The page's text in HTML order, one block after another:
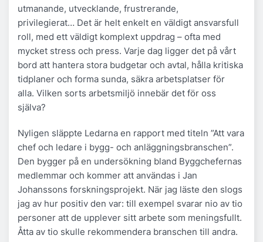
utmanande, utvecklande, frustrerande,
privilegierat… Det är helt enkelt en väldigt ansvarsfull
roll, med ett väldigt komplext uppdrag – ofta med
mycket stress och press. Varje dag ligger det på vårt
bord att hantera stora budgetar och avtal, hålla kritiska
tidplaner och forma sunda, säkra arbetsplatser för
alla. Vilken sorts arbetsmiljö innebär det för oss
själva?
Nyligen släppte Ledarna en rapport med titeln ”Att vara
chef och ledare i bygg- och anläggningsbranschen”.
Den bygger på en undersökning bland Byggchefernas
medlemmar och kommer att användas i Jan
Johanssons forskningsprojekt. När jag läste den slogs
jag av hur positiv den var: till exempel svarar nio av tio
personer att de upplever sitt arbete som meningsfullt.
Åtta av tio skulle rekommendera branschen till andra.